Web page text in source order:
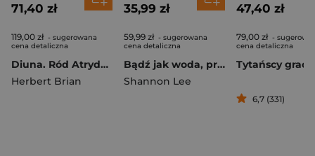
71,40 zł
119,00 zł - sugerowana
cena detaliczna
Diuna. Ród Atrydów
Herbert Brian
35,99 zł
59,99 zł - sugerowana
cena detaliczna
Bądź jak woda, przyjacielu
Shannon Lee
47,40 zł
79,00 zł -
cena detaliczna
Tytańscy
6,7 (331)